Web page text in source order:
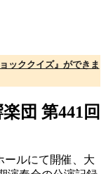
ッククイズ』ができま
団 第441回
ールにて開催、大